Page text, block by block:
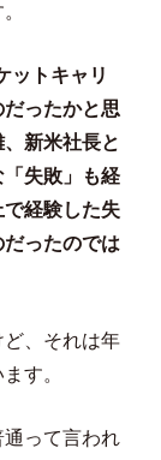
ットキャリ
ったかと思
新米社長と
失敗」も経
経験した失
ったのでは
、それは年
す。
って言われ